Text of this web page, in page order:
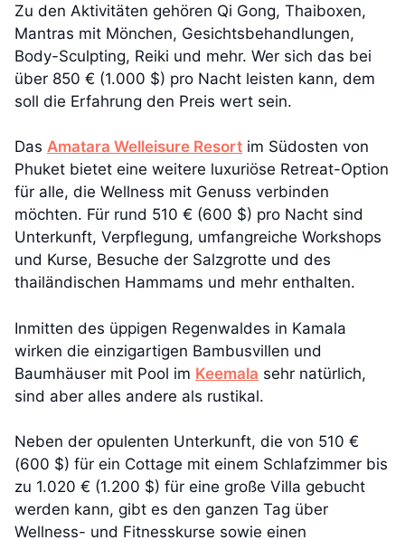
Zu den Aktivitäten gehören Qi Gong, Thaiboxen,
Mantras mit Mönchen, Gesichtsbehandlungen,
Body-Sculpting, Reiki und mehr. Wer sich das bei
über 850 € (1.000 $) pro Nacht leisten kann, dem
soll die Erfahrung den Preis wert sein.
Das Amatara Welleisure Resort im Südosten von
Phuket bietet eine weitere luxuriöse Retreat-Option
für alle, die Wellness mit Genuss verbinden
möchten. Für rund 510 € (600 $) pro Nacht sind
Unterkunft, Verpflegung, umfangreiche Workshops
und Kurse, Besuche der Salzgrotte und des
thailändischen Hammams und mehr enthalten.
Inmitten des üppigen Regenwaldes in Kamala
wirken die einzigartigen Bambusvillen und
Baumhäuser mit Pool im Keemala sehr natürlich,
sind aber alles andere als rustikal.
Neben der opulenten Unterkunft, die von 510 €
(600 $) für ein Cottage mit einem Schlafzimmer bis
zu 1.020 € (1.200 $) für eine große Villa gebucht
werden kann, gibt es den ganzen Tag über
Wellness- und Fitnesskurse sowie einen